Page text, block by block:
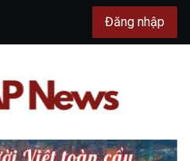
Đăng nhập